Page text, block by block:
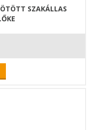
SZAKÁLLAS